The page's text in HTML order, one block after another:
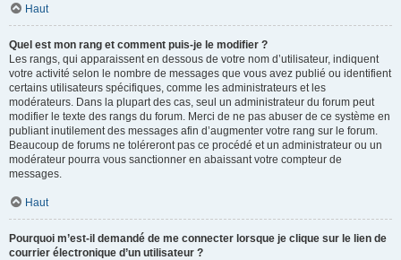
Haut
Quel est mon rang et comment puis-je le modifier ?
Les rangs, qui apparaissent en dessous de votre nom d’utilisateur, indiquent
votre activité selon le nombre de messages que vous avez publié ou identifient
certains utilisateurs spécifiques, comme les administrateurs et les
modérateurs. Dans la plupart des cas, seul un administrateur du forum peut
modifier le texte des rangs du forum. Merci de ne pas abuser de ce système en
publiant inutilement des messages afin d’augmenter votre rang sur le forum.
Beaucoup de forums ne toléreront pas ce procédé et un administrateur ou un
modérateur pourra vous sanctionner en abaissant votre compteur de
messages.
Haut
Pourquoi m’est-il demandé de me connecter lorsque je clique sur le lien de
courrier électronique d’un utilisateur ?